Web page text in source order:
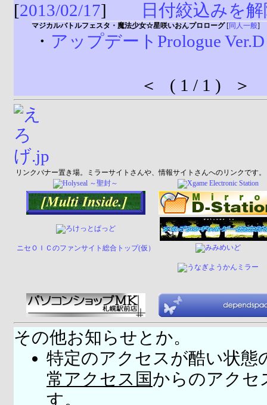
[2013/02/17] 日付絞込みを
マジカルバトルフェスタ・魔法少女☆星咲いおんプロローグ[同人一般]
・ アップデートPrologue Ver.D
＜ ( 1 / 1 ) ＞
リンクバナー置き場。ミラーサイトさんや、情報サイトさんへのリンクです。
ニセＯＩＣのファンサイト総合トップ(仮）
その他お知らせとか。
特定のアクセスが酷い状態
常アクセス国からのアクセ
す。